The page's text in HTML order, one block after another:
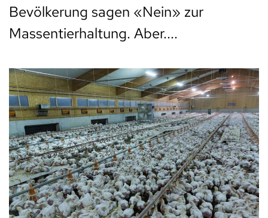
Bevölkerung sagen «Nein» zur
Massentierhaltung. Aber....